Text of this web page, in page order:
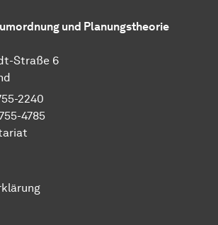
und Planungstheorie
Straße 6
2240
4785